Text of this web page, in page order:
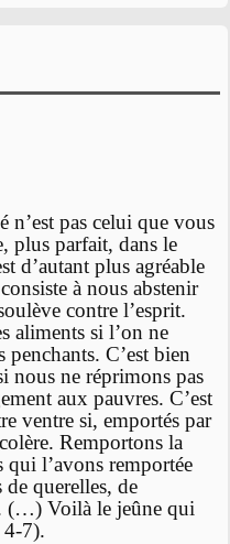
n’est pas celui que vous
plus parfait, dans le
d’autant plus agréable
à nous abstenir
contre l’esprit.
aliments si l’on ne
penchants. C’est bien
nous ne réprimons pas
aux pauvres. C’est
ventre si, emportés par
Remportons la
l’avons remportée
querelles, de
(…) Voilà le jeûne qui
4-7).